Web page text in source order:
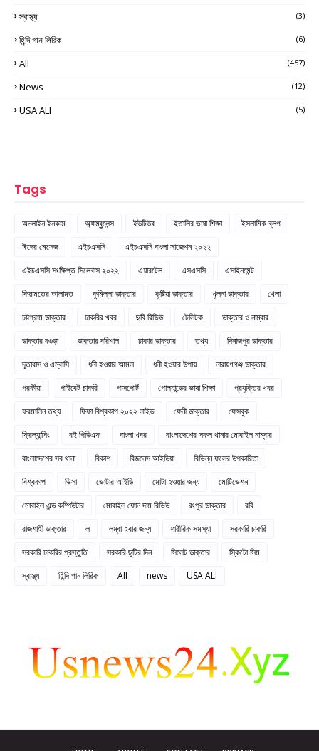
স্বাস্থ্য (3)
হিন্দি গান লিরিক (6)
All (457)
News (12)
USA ALl (5)
Tags
অনলাইন ইনকাম অ্যাম্বুলেন্স ইউটিউব ইতালির ভাষা শিক্ষা
ইসলামিক ব্লগ
ঈদের মেসেজ
এইচএসসি
এইচএসসি বাংলা সাজেশন ২০২২
এইচএসসি সংক্ষিপ্ত সিলেবাস ২০২২
এয়ারটেল এসএসসি
এসাইনমেন্ট
কিয়ামতের আলামত
কুমিল্লা ডাক্তার কুষ্টিয়া ডাক্তার খুলনা ডাক্তার
খেলা
চট্টগ্রাম ডাক্তার
চাকরির খবর ছবি রিভিউ টেলিটক
ডাক্তার ও নাম্বার
ডাক্তার বগুড়া
ডাক্তার বরিশাল ঢাকার ডাক্তার তথ্য
দিনাজপুর ডাক্তার
দূতাবাস ও এম্বাসি
ধনী হওয়ার আমল ধনী হওয়ার উপায়
নারায়ণগঞ্জ ডাক্তার
পরকীয়া
পাইবেট চাকরি পাসপোর্ট পোল্যান্ডের ভাষা শিক্ষা
প্রযুক্তির খবর
ফরমালিন তথ্য
ফিফা বিশ্বকাপ ২০২২ লাইভ ফেনী ডাক্তার
ফেসবুক
ফ্রিল্যান্সিং
বই পিডিএফ বাংলা খবর
বাংলাদেশের সকল থানার মোবাইল নাম্বার
বাংলাদেশের সব থানা
বিকাশ বিজনেস আইডিয়া
বিভিন্ন ফলের উপকারিতা
বিশ্বকাপ
ভিসা ভোটার আইডি মোটা হওয়ার জন্য
মোটিভেশন
মোবাইল এন্ড কম্পিউটার
মোবাইল ফোন দাম রিভিউ রংপুর ডাক্তার
রবি
রাজশাহী ডাক্তার
ল লম্বা হবার জন্য শারীরিক সমস্যা
সরকারি চাকরি
সরকারি চাকরির প্রস্তুতি
সরকারি ছুটির দিন সিলেট ডাক্তার
স্কিটো সিম
স্বাস্থ্য
হিন্দি গান লিরিক All news USA ALl